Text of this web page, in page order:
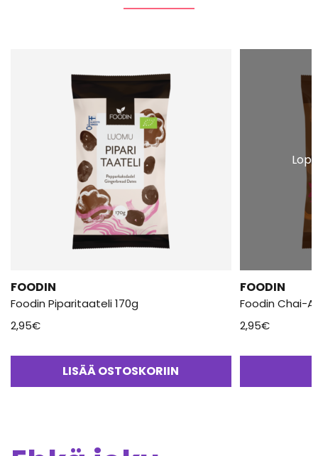
FOODIN
Foodin Piparitaateli 170g
2,95€
LISÄÄ OSTOSKORIIN
FOODIN
Foodin Chai-
2,95€